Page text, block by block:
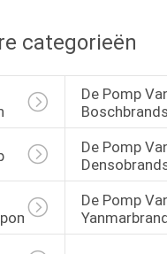
categorieën
De Pomp
De Pomp
De Pomp